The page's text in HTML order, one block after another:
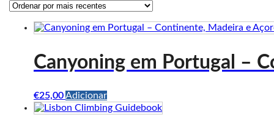
mais
Canyoning em Portugal –
€25,00Adicionar